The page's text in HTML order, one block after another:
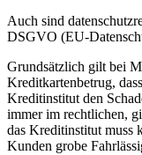
Auch sind
DSGVO (EU-
Grundsätzlich gilt bei
Kreditkartenbetrug,
Kreditinstitut den
immer im rechtlichen,
das Kreditinstitut muss
Kunden grobe